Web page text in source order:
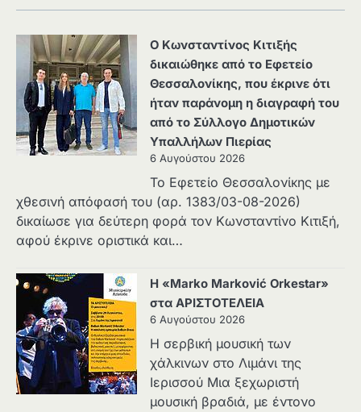
Ο Κωνσταντίνος Κιτιξής
δικαιώθηκε από το Εφετείο
Θεσσαλονίκης, που έκρινε ότι
ήταν παράνομη η διαγραφή του
από το Σύλλογο Δημοτικών
Υπαλλήλων Πιερίας
6 Αυγούστου 2026
Το Εφετείο Θεσσαλονίκης με
χθεσινή απόφασή του (αρ. 1383/03-08-2026)
δικαίωσε για δεύτερη φορά τον Κωνσταντίνο Κιτιξή,
αφού έκρινε οριστικά και…
Η «Marko Marković Orkestar»
στα ΑΡΙΣΤΟΤΕΛΕΙΑ
6 Αυγούστου 2026
Η σερβική μουσική των
χάλκινων στο Λιμάνι της
Ιερισσού Μια ξεχωριστή
μουσική βραδιά, με έντονο